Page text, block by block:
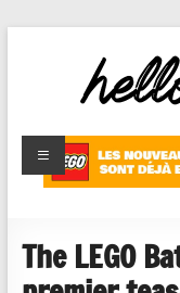
HelloBricks
Blog LEGO,
nouveaut�s
reviews
The LEGO